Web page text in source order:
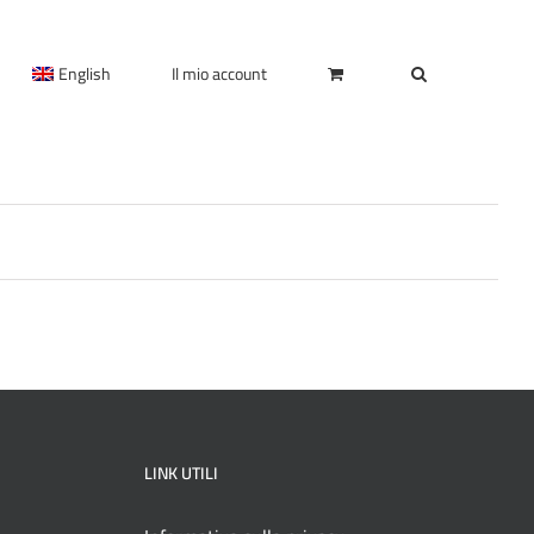
English Il mio account
LINK UTILI